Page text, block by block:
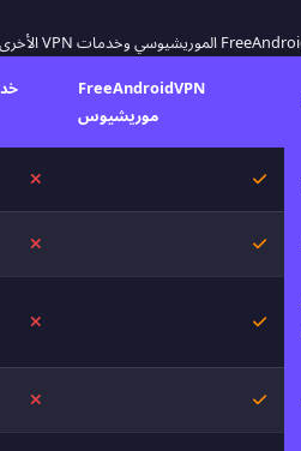
FreeAndroidVPN
موريشيوس
نعم
نعم
نعم
نعم